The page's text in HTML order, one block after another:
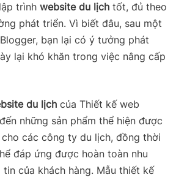
trình website du lịch tốt, đủ theo
phát triển. Vì biết đâu, sau một
bạn lại có ý tưởng phát
lại khó khăn trong việc nâng cấp
du lịch của Thiết kế web
những sản phẩm thể hiện được
các công ty du lịch, đồng thời
đáp ứng được hoàn toàn nhu
của khách hàng. Mẫu thiết kế